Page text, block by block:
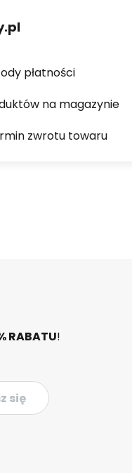
płatności
na magazynie
zwrotu towaru
RABATU!
się